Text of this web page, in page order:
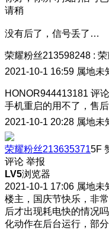
请稍
没有后了，信号丢了…
荣耀粉丝213598248 : 荣
2021-10-1 16:59 属地未
HONOR944413181 评论
手机重启的用不了，售
2021-10-1 20:28 属地未
荣耀粉丝2136353715F
评论 举报
LV5浏览器
2021-10-1 17:06 属地未
楼主，国庆节快乐，非
后才出现耗电快的情况
化动作在后台运行，部